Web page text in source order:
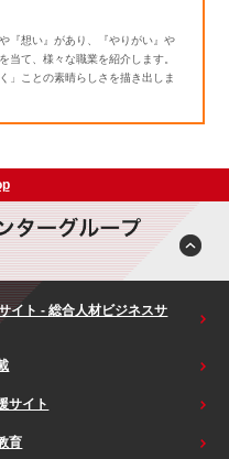
『想い』があり、『やりがい』や
当て、様々な職業を紹介します。
」ことの素晴らしさを描き出しま
イト - 総合人材ビジネスサ
サイト
育